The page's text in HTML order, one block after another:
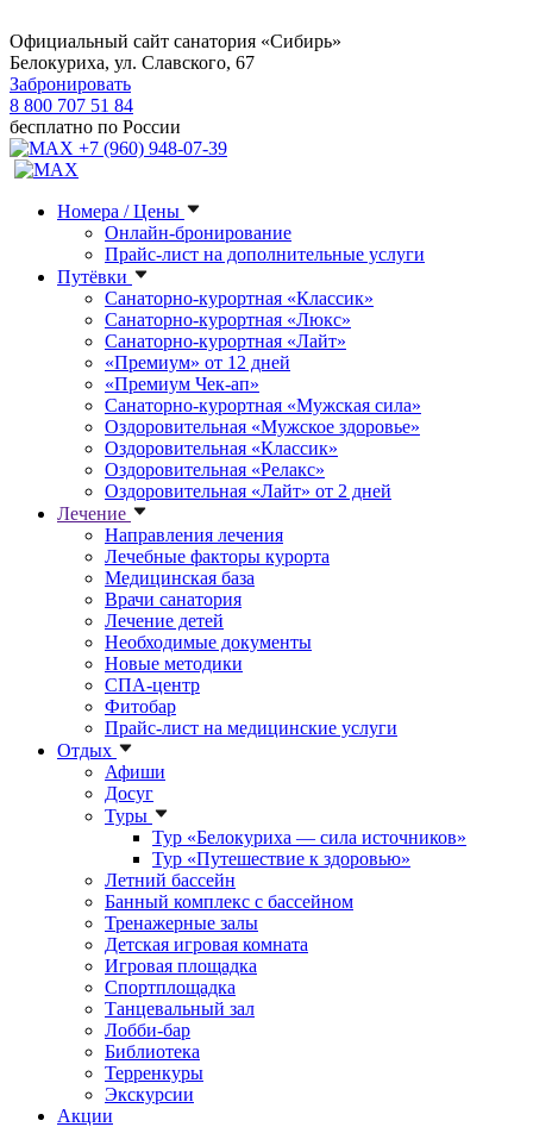
Официальный сайт санатория «Сибирь»
Белокуриха, ул. Славского, 67
Забронировать
8 800 707 51 84
бесплатно по России
+7 (960) 948-07-39
Номера / Цены
Онлайн-бронирование
Прайс-лист на дополнительные услуги
Путёвки
Санаторно-курортная «Классик»
Санаторно-курортная «Люкс»
Санаторно-курортная «Лайт»
«Премиум» от 12 дней
«Премиум Чек-ап»
Санаторно-курортная «Мужская сила»
Оздоровительная «Мужское здоровье»
Оздоровительная «Классик»
Оздоровительная «Релакс»
Оздоровительная «Лайт» от 2 дней
Лечение
Направления лечения
Лечебные факторы курорта
Медицинская база
Врачи санатория
Лечение детей
Необходимые документы
Новые методики
СПА-центр
Фитобар
Прайс-лист на медицинские услуги
Отдых
Афиши
Досуг
Туры
Тур «Белокуриха — сила источников»
Тур «Путешествие к здоровью»
Летний бассейн
Банный комплекс с бассейном
Тренажерные залы
Детская игровая комната
Игровая площадка
Спортплощадка
Танцевальный зал
Лобби-бар
Библиотека
Терренкуры
Экскурсии
Акции